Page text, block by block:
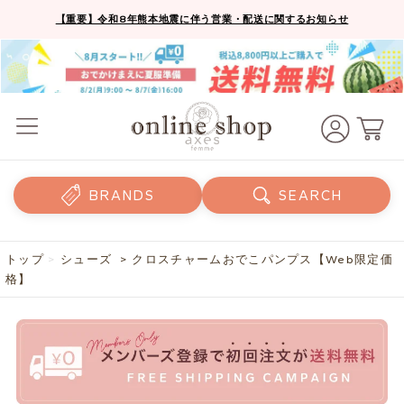
【重要】令和8年熊本地震に伴う営業・配送に関するお知らせ
BRANDS SEARCH
トップ > シューズ > クロスチャームおでこパンプス【Web限定価
格】